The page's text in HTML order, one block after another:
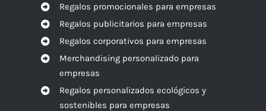
Regalos promocionales para empresas
Regalos publicitarios para empresas
Regalos corporativos para empresas
Merchandising personalizado para
empresas
Regalos personalizados ecológicos y
sostenibles para empresas